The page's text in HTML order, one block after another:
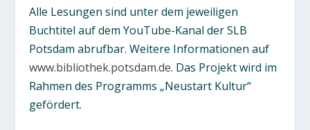
Alle Lesungen sind unter dem jeweiligen
Buchtitel auf dem YouTube-Kanal der SLB
Potsdam abrufbar. Weitere Informationen auf
www.bibliothek.potsdam.de. Das Projekt wird im
Rahmen des Programms „Neustart Kultur“
gefördert.